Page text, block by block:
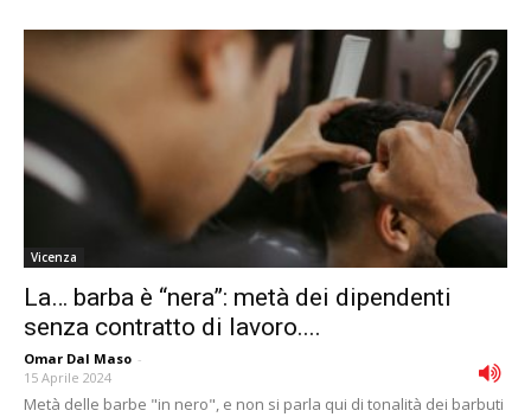
Vicenza
La… barba è “nera”: metà dei dipendenti
senza contratto di lavoro....
Omar Dal Maso -
15 Aprile 2024
Metà delle barbe "in nero", e non si parla qui di tonalità dei barbuti